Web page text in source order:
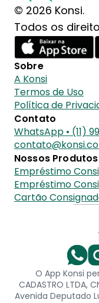
© 2026 Konsi.
Todos os
Sobre
A Konsi
Termos de Uso
Política de
Contato
WhatsApp • (11)
Nossos Produtos
Empréstimo
Empréstimo
Cartão
O App Konsi
CADASTRO LTDA,
Avenida Deputado